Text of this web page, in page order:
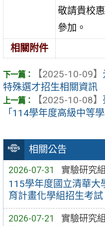
相關公告
2026-07-31 實驗研究組
115學年度國立清華大
育計畫化學組招生考試
2026-07-21 實驗研究組
敬請貴校
參加。
相關附件
【2025-10-09】
特殊選才招生相關資訊
【2025-10-08】
「114學年度高級中等